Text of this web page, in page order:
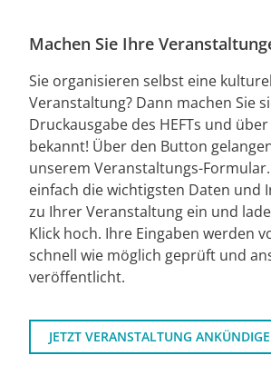
Machen Sie Ihre
Sie organisieren selbst eine
Veranstaltung? Dann machen Sie
Druckausgabe des HEFTs und
bekannt! Über den Button
unserem Veranstaltungs-
einfach die wichtigsten Daten und
zu Ihrer Veranstaltung ein und
Klick hoch. Ihre Eingaben werden
schnell wie möglich geprüft und
veröffentlicht.
JETZT VERANSTALTUNG